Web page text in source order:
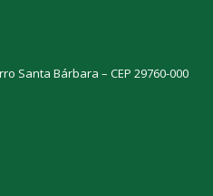
Santa Bárbara – CEP 29760-000